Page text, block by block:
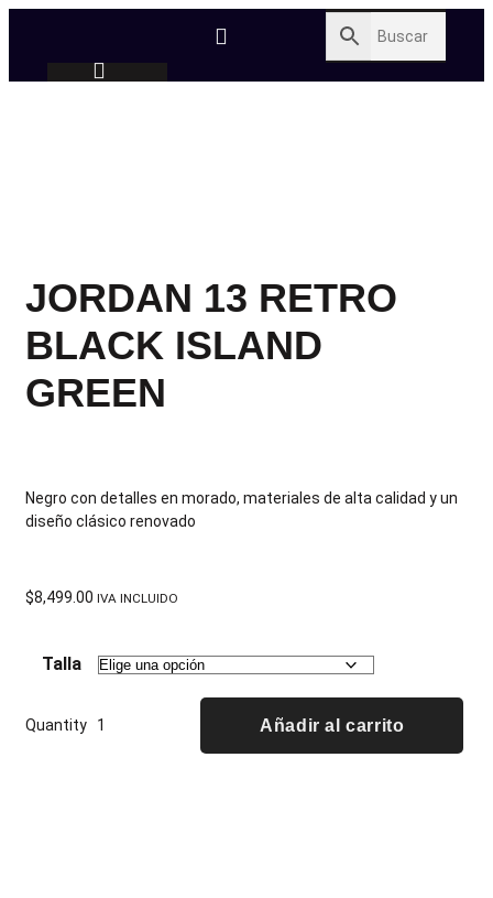
JORDAN 13 RETRO
BLACK ISLAND
GREEN
Negro con detalles en morado, materiales de alta calidad y un
diseño clásico renovado
$8,499.00 IVA INCLUIDO
Talla
Quantity Añadir al carrito